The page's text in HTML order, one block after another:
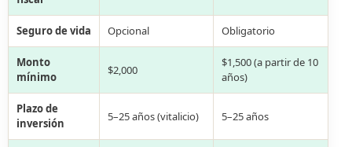
Seguro de vida Opcional Obligatorio
Monto
mínimo
$2,000
$1,500 (a partir de 10
años)
Plazo de
inversión
5–25 años (vitalicio) 5–25 años